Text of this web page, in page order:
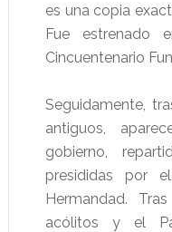
es una copia
Fue estrenado
Cincuentenario
Seguidamente,
antiguos,
gobierno,
presididas por
Hermandad.
acólitos y el